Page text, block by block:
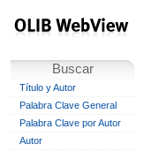
Buscar
Título y Autor
Palabra Clave General
Palabra Clave por Autor
Autor